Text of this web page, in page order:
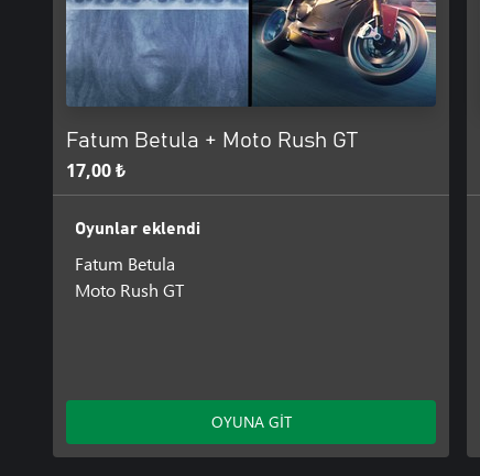
Fatum Betula + Moto Rush GT
17,00 ₺
Oyunlar eklendi
Fatum Betula
Moto Rush GT
OYUNA GİT